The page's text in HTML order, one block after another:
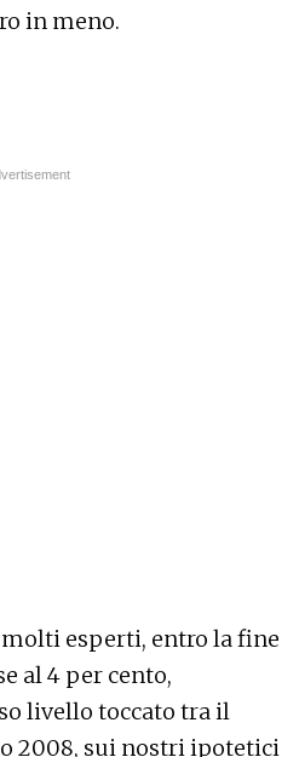
in meno.
molti esperti, entro la fine
al 4 per cento,
livello toccato tra il
2008, sui nostri ipotetici